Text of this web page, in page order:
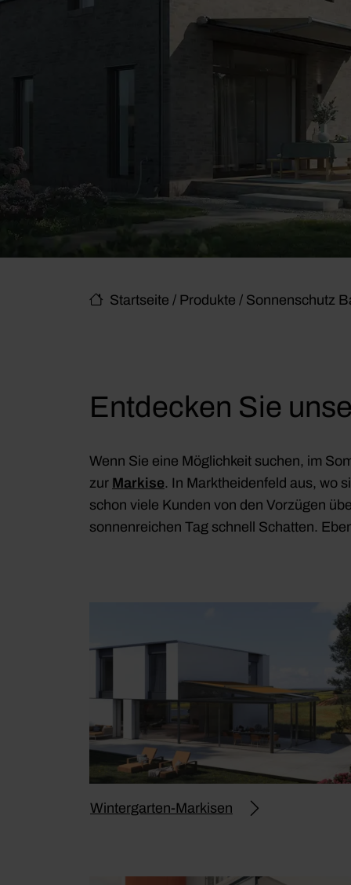
Startseite / Produkte / Sonnenschutz
Entdecken Sie
Wenn Sie eine Möglichkeit suchen, im
zur Markise. In Marktheidenfeld aus, wo
schon viele Kunden von den Vorzügen
sonnenreichen Tag schnell Schatten.
Wintergarten-Markisen